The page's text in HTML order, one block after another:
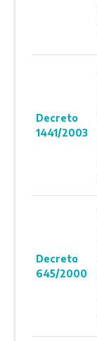
Decreto
1441/2003
Decreto
645/2000